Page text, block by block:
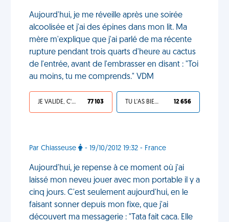
Aujourd'hui, je me réveille après une soirée
alcoolisée et j'ai des épines dans mon lit. Ma
mère m'explique que j'ai parlé de ma récente
rupture pendant trois quarts d'heure au cactus
de l'entrée, avant de l'embrasser en disant : "Toi
au moins, tu me comprends." VDM
JE VALIDE, C'EST UNE VDM 77 103 TU L'AS BIEN MÉRITÉ 12 656
Par Chiasseuse - 19/10/2012 19:32 - France
Aujourd'hui, je repense à ce moment où j'ai
laissé mon neveu jouer avec mon portable il y a
cinq jours. C'est seulement aujourd'hui, en le
faisant sonner depuis mon fixe, que j'ai
découvert ma messagerie : "Tata fait caca. Elle